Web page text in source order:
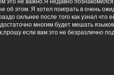
это не важно.Я недавно
об этом. Я хотел поиграть в очень
сильнее после того как узнал что
многим будет мешать
если вам это не безразлично